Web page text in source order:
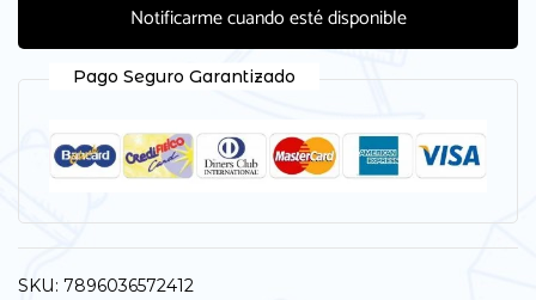
Notificarme cuando esté disponible
Pago Seguro Garantizado
SKU: 7896036572412